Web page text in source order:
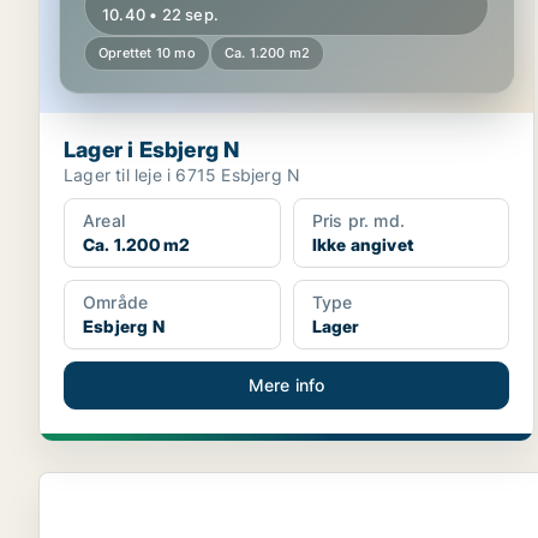
10.40 • 22 sep.
Oprettet 10 mo Ca. 1.200 m2
Lager i Esbjerg N
Lager til leje i 6715 Esbjerg N
Areal
Ca. 1.200 m2
Pris pr. md.
Ikke angivet
Område
Esbjerg N
Type
Lager
Mere info